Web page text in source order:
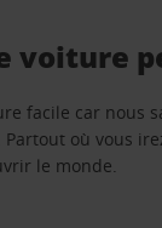
voiture
facile car nous
où vous
le monde.